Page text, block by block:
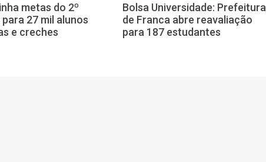
metas do 2º
27 mil alunos
e creches
Bolsa Universidade: Prefeitura
de Franca abre reavaliação
para 187 estudantes